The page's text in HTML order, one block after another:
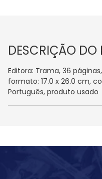
DESCRIÇÃO DO
Editora: Trama, 36
formato: 17.0 x 26.0 cm,
Português, produto usado